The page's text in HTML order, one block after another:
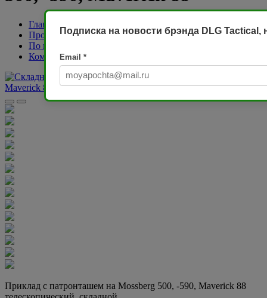
Главная
Продукты
По категории
Комплекты прикладов
Приклад с патронташем на Mossberg 500, -590, Maverick 88
Подписка на новости брэнда DLG
Email *